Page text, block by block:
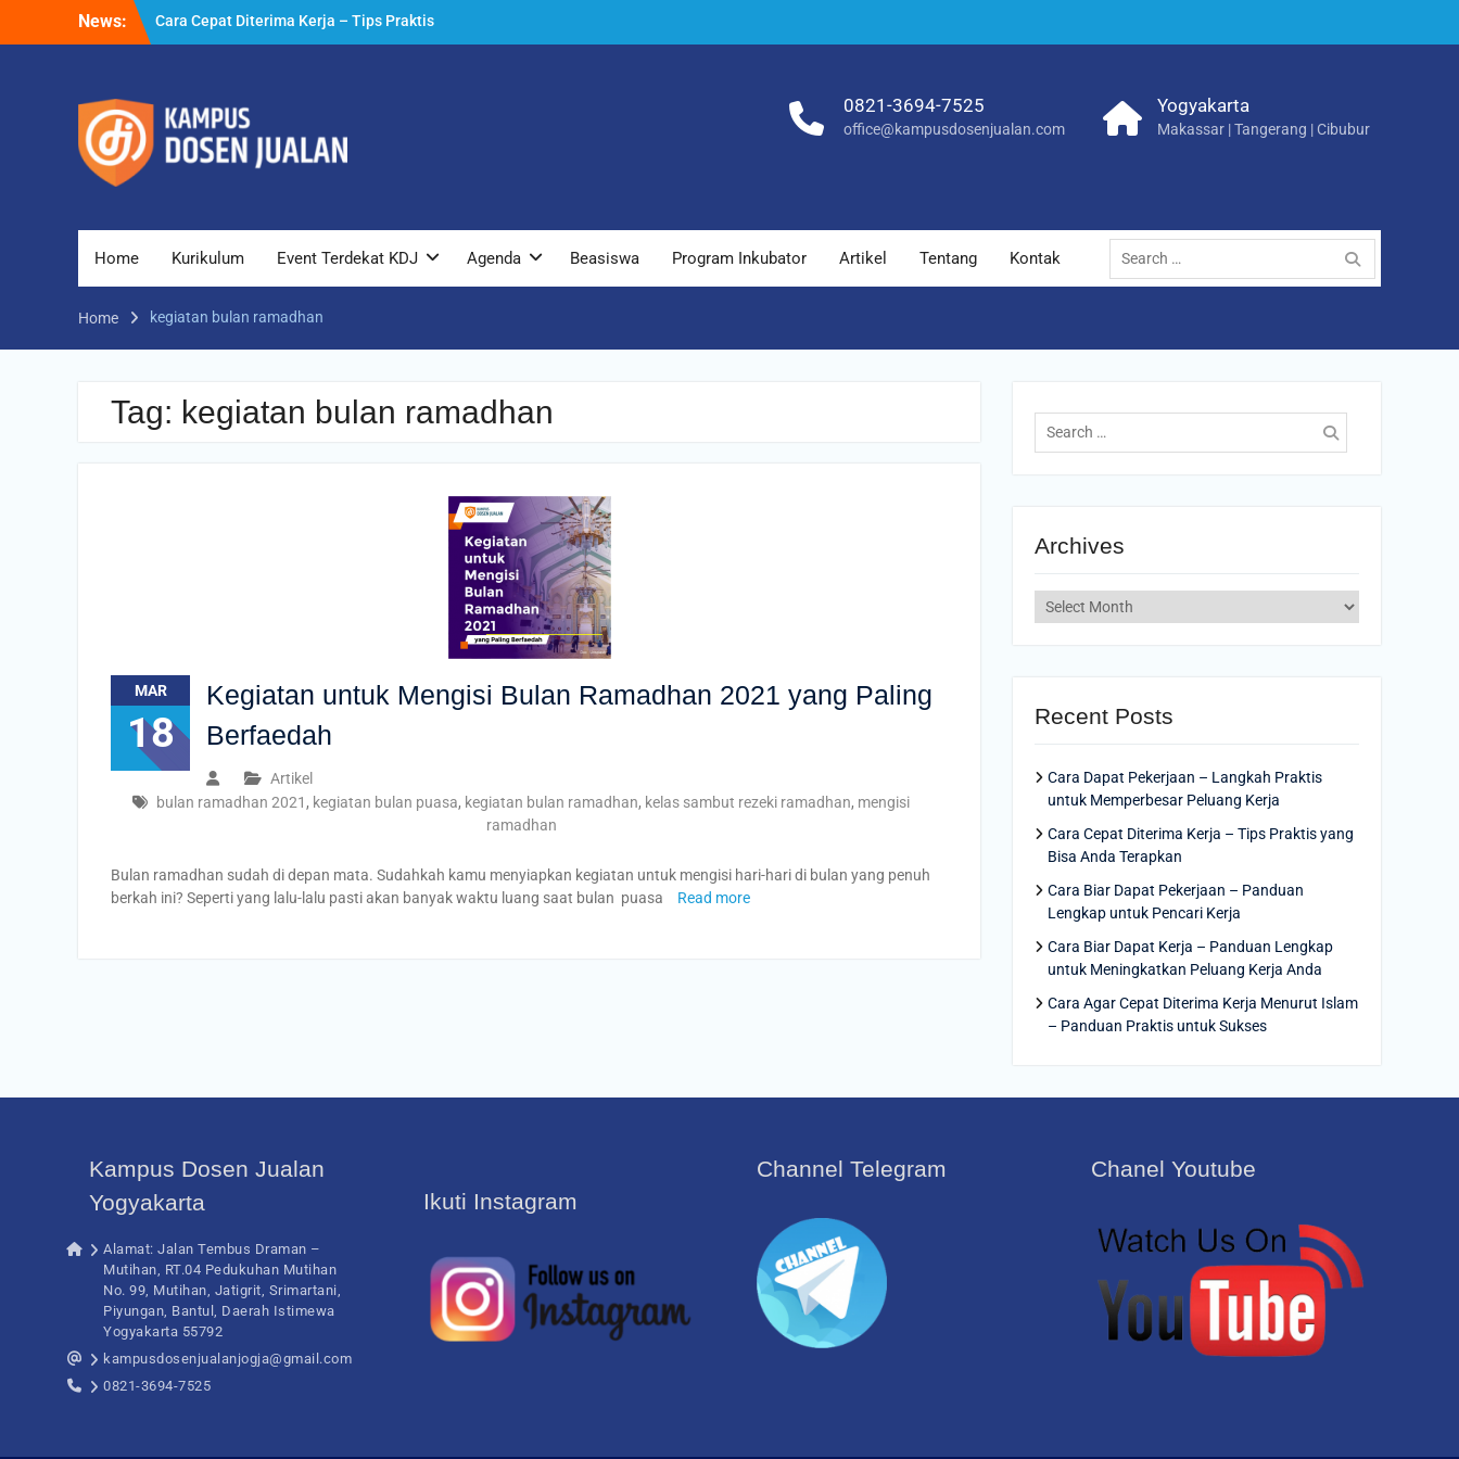
News:
Cara Cepat Diterima Kerja – Tips Praktis
yang Bisa Anda Terapkan
Cara Dapat Pekerjaan – Langkah Praktis
untuk Memperbesar Peluang Kerja
0821-3694-7525
office@kampusdosenjualan.com
Yogyakarta
Makassar | Tangerang | Cibubur
Home Kurikulum Event Terdekat KDJ Agenda Beasiswa Program Inkubator Artikel Tentang Kontak
Search
for:
Home kegiatan bulan ramadhan
Tag: kegiatan bulan ramadhan
MAR
18
Kegiatan untuk Mengisi Bulan Ramadhan 2021 yang Paling
Berfaedah
Artikel
bulan ramadhan 2021 , kegiatan bulan puasa, kegiatan bulan ramadhan, kelas sambut rezeki ramadhan, mengisi
ramadhan
Bulan ramadhan sudah di depan mata. Sudahkah kamu menyiapkan kegiatan untuk mengisi hari-hari di bulan yang penuh
berkah ini? Seperti yang lalu-lalu pasti akan banyak waktu luang saat bulan puasa
Read more
Search
for:
Archives
Archives
Recent Posts
Cara Dapat Pekerjaan – Langkah Praktis
untuk Memperbesar Peluang Kerja
Cara Cepat Diterima Kerja – Tips Praktis yang
Bisa Anda Terapkan
Cara Biar Dapat Pekerjaan – Panduan
Lengkap untuk Pencari Kerja
Cara Biar Dapat Kerja – Panduan Lengkap
untuk Meningkatkan Peluang Kerja Anda
Cara Agar Cepat Diterima Kerja Menurut Islam
– Panduan Praktis untuk Sukses
Kampus Dosen Jualan
Yogyakarta
Alamat: Jalan Tembus Draman –
Mutihan, RT.04 Pedukuhan Mutihan
No. 99, Mutihan, Jatigrit, Srimartani,
Piyungan, Bantul, Daerah Istimewa
Yogyakarta 55792
kampusdosenjualanjogja@gmail.com
0821-3694-7525
Ikuti Instagram
Channel Telegram Chanel Youtube